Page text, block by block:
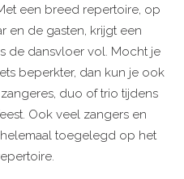
een breed repertoire, op
en de gasten, krijgt een
de dansvloer vol. Mocht je
beperkter, dan kun je ook
duo of trio tijdens
Ook veel zangers en
toegelegd op het